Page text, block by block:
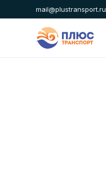
mail@plustransport.ru